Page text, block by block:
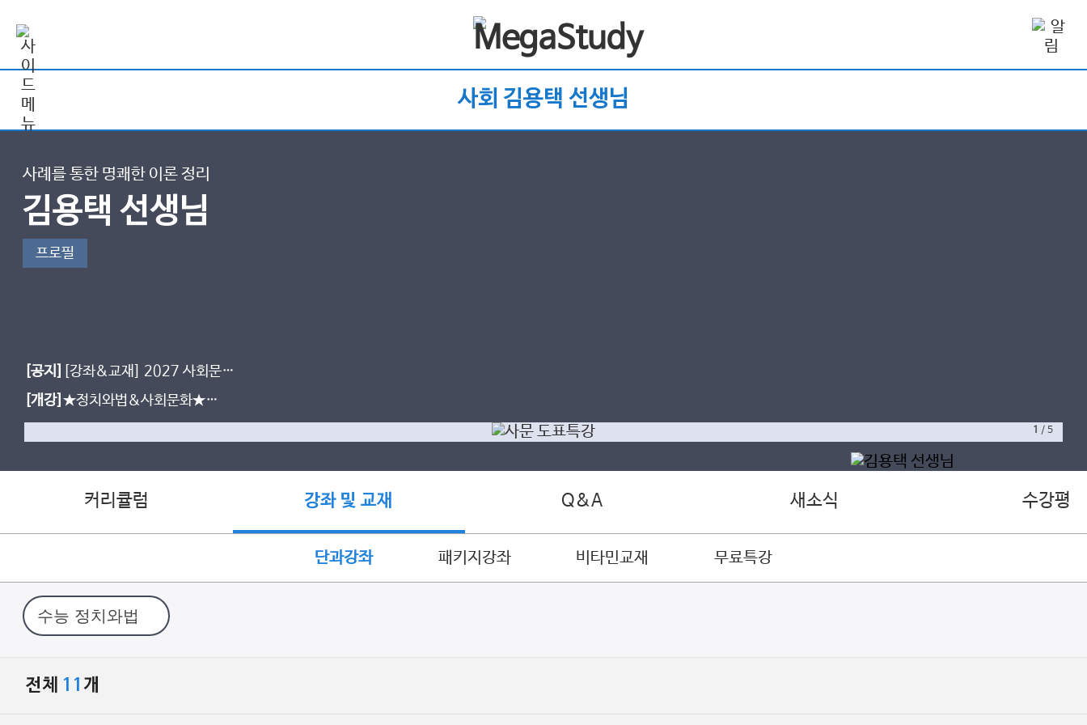
사회 김용택 선생님
사례를 통한 명쾌한 이론 정리
김용택 선생님
프로필
[공지]
[강좌&교재] 2027 사회문화
용사탐 도표 특강
[개강] ★정치와법&사회문화★
1 /5
커리큘럼 강좌 및 교재 Q&A 새소식 수강평
단과강좌 패키지강좌 비타민교재 무료특강
전체 11 개